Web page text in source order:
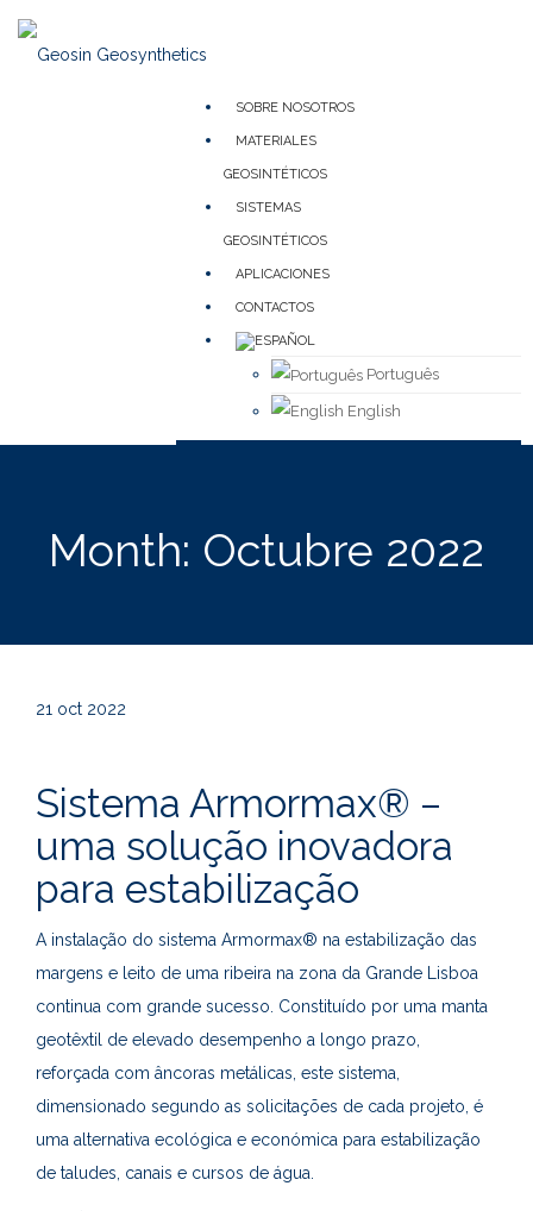
SOBRE NOSOTROS
MATERIALES
GEOSINTÉTICOS
SISTEMAS
GEOSINTÉTICOS
APLICACIONES
CONTACTOS
Português
English
Month: Octubre 2022
21 oct 2022
Sistema Armormax® –
uma solução inovadora
para estabilização
A instalação do sistema Armormax® na estabilização das
margens e leito de uma ribeira na zona da Grande Lisboa
continua com grande sucesso. Constituído por uma manta
geotêxtil de elevado desempenho a longo prazo,
reforçada com âncoras metálicas, este sistema,
dimensionado segundo as solicitações de cada projeto, é
uma alternativa ecológica e económica para estabilização
de taludes, canais e cursos de água.